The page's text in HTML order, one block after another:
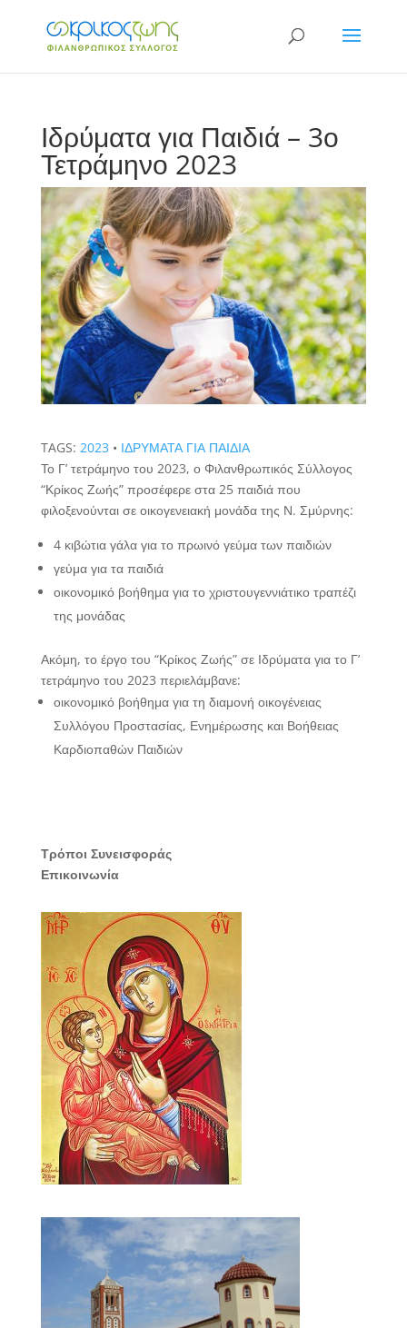
Ιδρύματα για Παιδιά – 3ο
Τετράμηνο 2023
TAGS: 2023 • ΙΔΡΥΜΑΤΑ ΓΙΑ ΠΑΙΔΙΑ
Το Γ’ τετράμηνο του 2023, ο Φιλανθρωπικός Σύλλογος
“Κρίκος Ζωής” προσέφερε στα 25 παιδιά που
φιλοξενούνται σε οικογενειακή μονάδα της Ν. Σμύρνης:
4 κιβώτια γάλα για το πρωινό γεύμα των παιδιών
γεύμα για τα παιδιά
οικονομικό βοήθημα για το χριστουγεννιάτικο τραπέζι
της μονάδας
Ακόμη, το έργο του “Κρίκος Ζωής” σε Ιδρύματα για το Γ’
τετράμηνο του 2023 περιελάμβανε:
οικονομικό βοήθημα για τη διαμονή οικογένειας
Συλλόγου Προστασίας, Ενημέρωσης και Βοήθειας
Καρδιοπαθών Παιδιών
Τρόποι Συνεισφοράς
Επικοινωνία